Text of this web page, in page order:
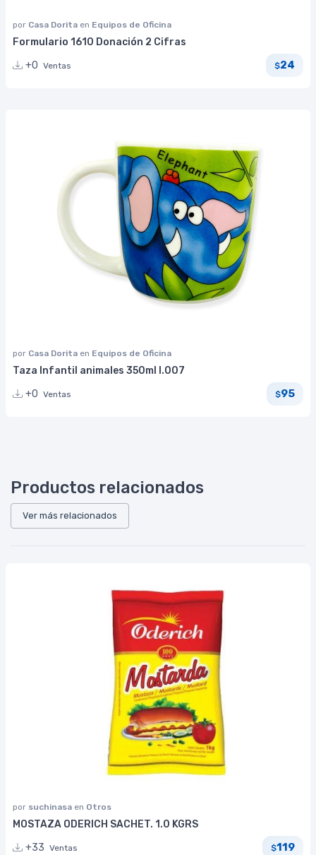
por Casa Dorita en Equipos de Oficina
Formulario 1610 Donación 2 Cifras
+0 Ventas $24
por Casa Dorita en Equipos de Oficina
Taza Infantil animales 350ml I.007
+0 Ventas $95
Productos relacionados
Ver más relacionados
por suchinasa en Otros
MOSTAZA ODERICH SACHET. 1.0 KGRS
+33 Ventas $119